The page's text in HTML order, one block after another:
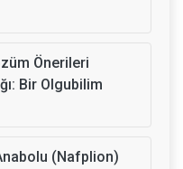
Önerileri
Bir Olgubilim
(Nafplion)